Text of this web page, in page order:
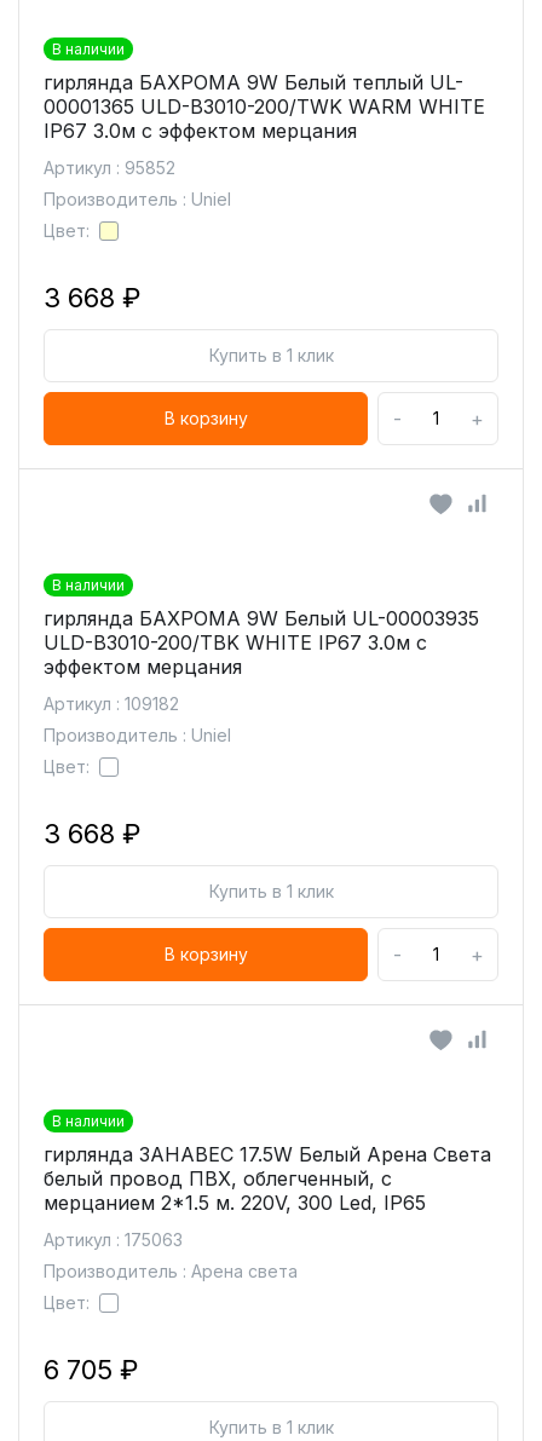
В наличии
гирлянда БАХРОМА 9W Белый теплый UL-
00001365 ULD-B3010-200/TWK WARM WHITE
IP67 3.0м с эффектом мерцания
Артикул : 95852
Производитель : Uniel
Цвет:
3 668 ₽
Купить в 1 клик
В корзину - +
В наличии
гирлянда БАХРОМА 9W Белый UL-00003935
ULD-B3010-200/TBK WHITE IP67 3.0м с
эффектом мерцания
Артикул : 109182
Производитель : Uniel
Цвет:
3 668 ₽
Купить в 1 клик
В корзину - +
В наличии
гирлянда ЗАНАВЕС 17.5W Белый Арена Света
белый провод ПВХ, облегченный, с
мерцанием 2*1.5 м. 220V, 300 Led, IP65
Артикул : 175063
Производитель : Арена света
Цвет:
6 705 ₽
Купить в 1 клик